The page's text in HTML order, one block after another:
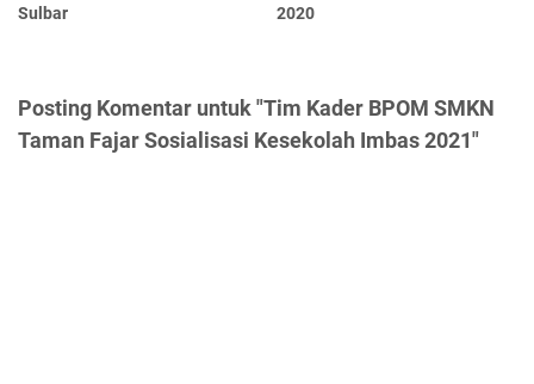
Sulbar
2020
Posting Komentar untuk "Tim Kader BPOM SMKN
Taman Fajar Sosialisasi Kesekolah Imbas 2021"